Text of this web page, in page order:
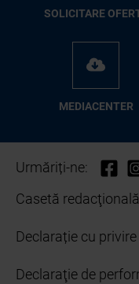
SO­LI­CI­TA­RE
ME­D­IA­CEN­TER
Urmăriți-ne:
Casetă redacţională
Declarație cu
Declaraţie de